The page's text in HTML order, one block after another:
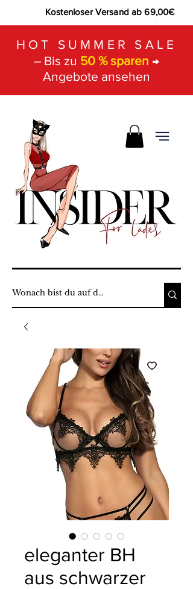
Kostenloser Versand ab 69,00€
HOT SUMMER SALE
– Bis zu 50 % sparen →
Angebote ansehen
eleganter BH
aus schwarzer